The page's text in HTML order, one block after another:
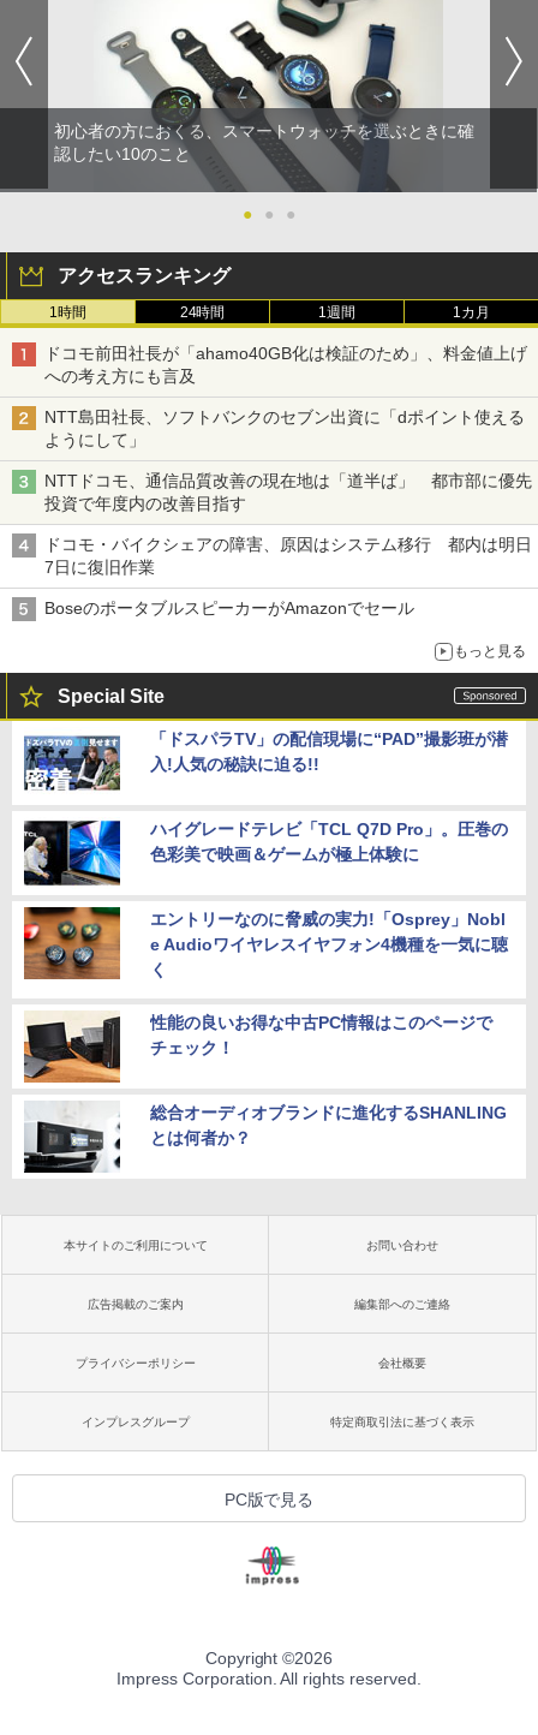
初心者の方におくる、スマートウォッチを選ぶときに確
認したい10のこと
● ● ●
アクセスランキング
1時間 24時間 1週間 1カ月
ドコモ前田社長が「ahamo40GB化は検証のため」、料金値上げ
への考え方にも言及
NTT島田社長、ソフトバンクのセブン出資に「dポイント使える
ようにして」
NTTドコモ、通信品質改善の現在地は「道半ば」 都市部に優先
投資で年度内の改善目指す
ドコモ・バイクシェアの障害、原因はシステム移行 都内は明日
7日に復旧作業
BoseのポータブルスピーカーがAmazonでセール
もっと見る
Special Site
「ドスパラTV」の配信現場に“PAD”撮影班が潜
入!人気の秘訣に迫る!!
ハイグレードテレビ「TCL Q7D Pro」。圧巻の
色彩美で映画＆ゲームが極上体験に
エントリーなのに脅威の実力!「Osprey」Nobl
e Audioワイヤレスイヤフォン4機種を一気に聴
く
性能の良いお得な中古PC情報はこのページで
チェック！
総合オーディオブランドに進化するSHANLING
とは何者か？
本サイトのご利用について お問い合わせ
広告掲載のご案内 編集部へのご連絡
プライバシーポリシー 会社概要
インプレスグループ 特定商取引法に基づく表示
PC版で見る
Copyright ©2026
Impress Corporation. All rights reserved.